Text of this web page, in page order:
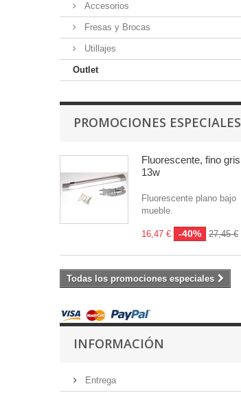
Accesorios
Fresas y Brocas
Utillajes
Outlet
PROMOCIONES ESPECIALES
Fluorescente, fino gris
13w
Fluorescente plano bajo
mueble.
16,47 € -40% 27,45 €
Todas los promociones especiales
INFORMACIÓN
Entrega